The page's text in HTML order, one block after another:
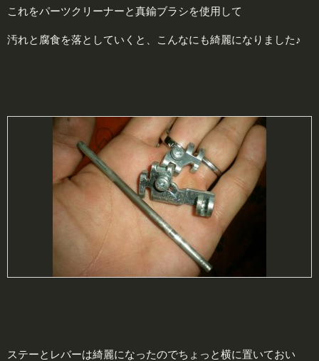
これをパーツクリーナーと真鍮ブラシを使用して
汚れと腐食を落としていくと、こんなにも綺麗になりました♪
ステーとレバーは綺麗になったのでちょっと横に置いておい